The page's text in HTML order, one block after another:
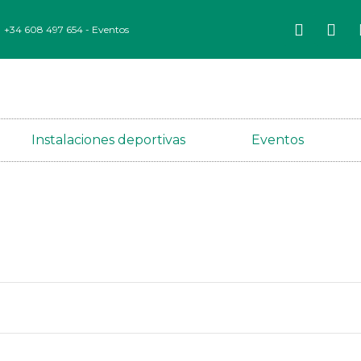
+34 608 497 654 - Eventos
Instalaciones deportivas Eventos